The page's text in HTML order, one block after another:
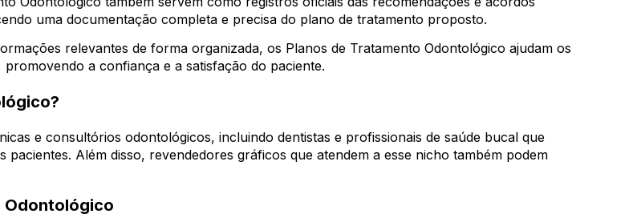
uma documentação completa e precisa do plano de tratamento proposto.
relevantes de forma organizada, os Planos de Tratamento Odontológico ajudam os
a confiança e a satisfação do paciente.
e consultórios odontológicos, incluindo dentistas e profissionais de saúde bucal que
Além disso, revendedores gráficos que atendem a esse nicho também podem
Odontológico